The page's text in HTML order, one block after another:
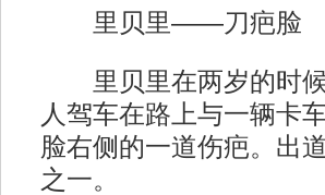
里贝里——刀疤脸
里贝里在两岁的时候
人驾车在路上与一辆卡
脸右侧的一道伤疤。出
之一。